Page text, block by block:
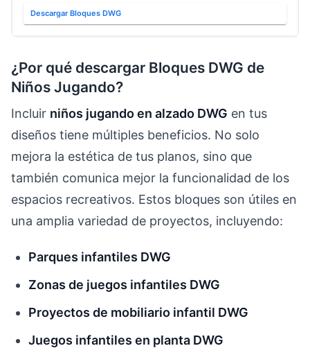
Descargar Bloques DWG
¿Por qué descargar Bloques DWG de
Niños Jugando?
Incluir niños jugando en alzado DWG en tus
diseños tiene múltiples beneficios. No solo
mejora la estética de tus planos, sino que
también comunica mejor la funcionalidad de los
espacios recreativos. Estos bloques son útiles en
una amplia variedad de proyectos, incluyendo:
Parques infantiles DWG
Zonas de juegos infantiles DWG
Proyectos de mobiliario infantil DWG
Juegos infantiles en planta DWG